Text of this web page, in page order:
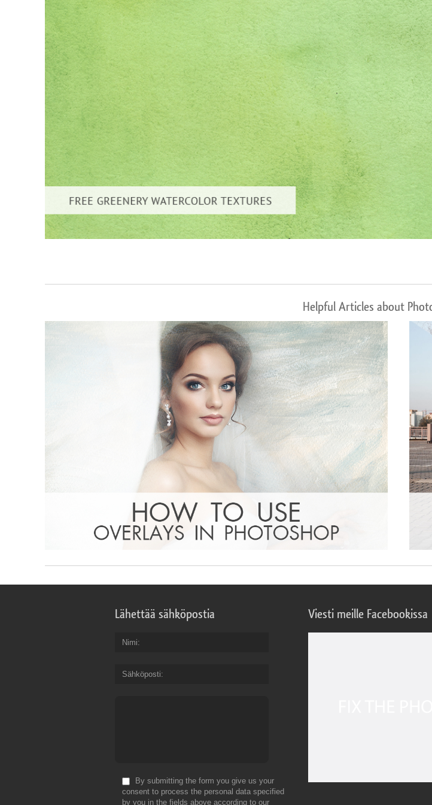
Tuotteen valokuvien muokkaus Korujen valokuvien
Helpful Articles about
Lähettää sähköpostia
Nimi
Sähköposti
By submitting the form you give us your
consent to process the personal data specified
by you in the fields above according to our
Viesti meille Facebookissa